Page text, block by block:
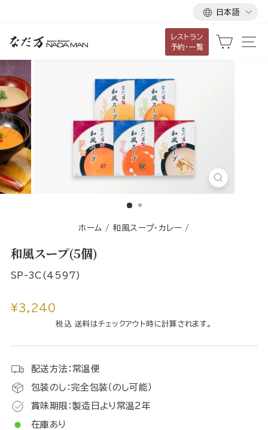
て
コ
ン
テ
ン
ツ
に
移
言
語
日本語
レストラン
予約・一覧
カート
閉
ホーム / 和風スープ・カレー /
和風スープ(5個)
SP-3C(4597)
通
¥3,240
税込 送料はチェックアウト時に計算されます。
配送方法：常温便
包装のし：完全包装（のし可能）
賞味期限：製造日より常温2年
在庫あり